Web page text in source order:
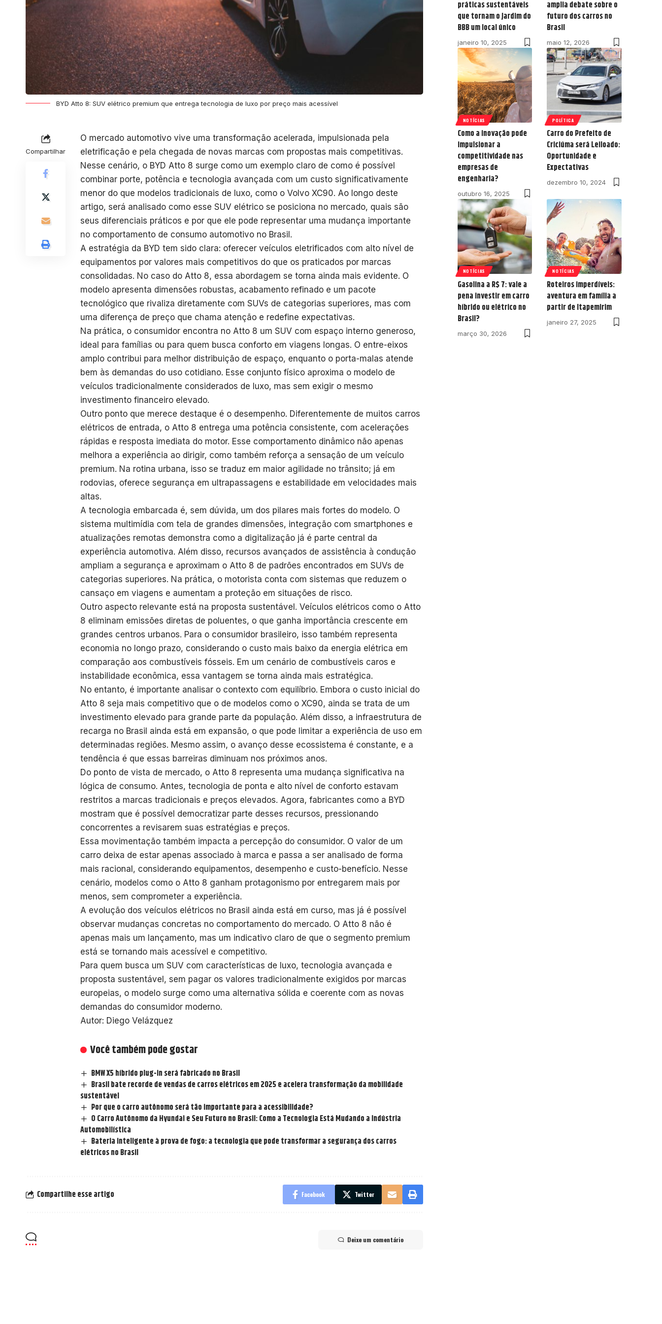
BYD Atto 8: SUV elétrico premium que entrega tecnologia de luxo por preço mais acessível
Compartilhar
O mercado automotivo vive uma transformação acelerada, impulsionada pela
eletrificação e pela chegada de novas marcas com propostas mais competitivas.
Nesse cenário, o BYD Atto 8 surge como um exemplo claro de como é possível
combinar porte, potência e tecnologia avançada com um custo significativamente
menor do que modelos tradicionais de luxo, como o Volvo XC90. Ao longo deste
artigo, será analisado como esse SUV elétrico se posiciona no mercado, quais são
seus diferenciais práticos e por que ele pode representar uma mudança importante
no comportamento de consumo automotivo no Brasil.
A estratégia da BYD tem sido clara: oferecer veículos eletrificados com alto nível de
equipamentos por valores mais competitivos do que os praticados por marcas
consolidadas. No caso do Atto 8, essa abordagem se torna ainda mais evidente. O
modelo apresenta dimensões robustas, acabamento refinado e um pacote
tecnológico que rivaliza diretamente com SUVs de categorias superiores, mas com
uma diferença de preço que chama atenção e redefine expectativas.
Na prática, o consumidor encontra no Atto 8 um SUV com espaço interno generoso,
ideal para famílias ou para quem busca conforto em viagens longas. O entre-eixos
amplo contribui para melhor distribuição de espaço, enquanto o porta-malas atende
bem às demandas do uso cotidiano. Esse conjunto físico aproxima o modelo de
veículos tradicionalmente considerados de luxo, mas sem exigir o mesmo
investimento financeiro elevado.
Outro ponto que merece destaque é o desempenho. Diferentemente de muitos carros
elétricos de entrada, o Atto 8 entrega uma potência consistente, com acelerações
rápidas e resposta imediata do motor. Esse comportamento dinâmico não apenas
melhora a experiência ao dirigir, como também reforça a sensação de um veículo
premium. Na rotina urbana, isso se traduz em maior agilidade no trânsito; já em
rodovias, oferece segurança em ultrapassagens e estabilidade em velocidades mais
altas.
A tecnologia embarcada é, sem dúvida, um dos pilares mais fortes do modelo. O
sistema multimídia com tela de grandes dimensões, integração com smartphones e
atualizações remotas demonstra como a digitalização já é parte central da
experiência automotiva. Além disso, recursos avançados de assistência à condução
ampliam a segurança e aproximam o Atto 8 de padrões encontrados em SUVs de
categorias superiores. Na prática, o motorista conta com sistemas que reduzem o
cansaço em viagens e aumentam a proteção em situações de risco.
Outro aspecto relevante está na proposta sustentável. Veículos elétricos como o Atto
8 eliminam emissões diretas de poluentes, o que ganha importância crescente em
grandes centros urbanos. Para o consumidor brasileiro, isso também representa
economia no longo prazo, considerando o custo mais baixo da energia elétrica em
comparação aos combustíveis fósseis. Em um cenário de combustíveis caros e
instabilidade econômica, essa vantagem se torna ainda mais estratégica.
No entanto, é importante analisar o contexto com equilíbrio. Embora o custo inicial do
Atto 8 seja mais competitivo que o de modelos como o XC90, ainda se trata de um
investimento elevado para grande parte da população. Além disso, a infraestrutura de
recarga no Brasil ainda está em expansão, o que pode limitar a experiência de uso em
determinadas regiões. Mesmo assim, o avanço desse ecossistema é constante, e a
tendência é que essas barreiras diminuam nos próximos anos.
Do ponto de vista de mercado, o Atto 8 representa uma mudança significativa na
lógica de consumo. Antes, tecnologia de ponta e alto nível de conforto estavam
restritos a marcas tradicionais e preços elevados. Agora, fabricantes como a BYD
mostram que é possível democratizar parte desses recursos, pressionando
concorrentes a revisarem suas estratégias e preços.
Essa movimentação também impacta a percepção do consumidor. O valor de um
carro deixa de estar apenas associado à marca e passa a ser analisado de forma
mais racional, considerando equipamentos, desempenho e custo-benefício. Nesse
cenário, modelos como o Atto 8 ganham protagonismo por entregarem mais por
menos, sem comprometer a experiência.
A evolução dos veículos elétricos no Brasil ainda está em curso, mas já é possível
observar mudanças concretas no comportamento do mercado. O Atto 8 não é
apenas mais um lançamento, mas um indicativo claro de que o segmento premium
está se tornando mais acessível e competitivo.
Para quem busca um SUV com características de luxo, tecnologia avançada e
proposta sustentável, sem pagar os valores tradicionalmente exigidos por marcas
europeias, o modelo surge como uma alternativa sólida e coerente com as novas
demandas do consumidor moderno.
Autor: Diego Velázquez
Você também pode gostar
BMW X5 híbrido plug-in será fabricado no Brasil
Brasil bate recorde de vendas de carros elétricos em 2025 e acelera transformação da mobilidade
sustentável
Por que o carro autônomo será tão importante para a acessibilidade?
O Carro Autônomo da Hyundai e Seu Futuro no Brasil: Como a Tecnologia Está Mudando a Indústria
Automobilística
Bateria inteligente à prova de fogo: a tecnologia que pode transformar a segurança dos carros
elétricos no Brasil
Compartilhe esse artigo Facebook Twitter
Deixe um comentário
práticas sustentáveis
que tornam o Jardim do
BBB um local único
janeiro 10, 2025
amplia debate sobre o
futuro dos carros no
Brasil
maio 12, 2026
NOTÍCIAS
Como a inovação pode
impulsionar a
competitividade nas
empresas de
engenharia?
outubro 16, 2025
POLÍTICA
Carro do Prefeito de
Criciúma será Leiloado:
Oportunidade e
Expectativas
dezembro 10, 2024
NOTÍCIAS
Gasolina a R$ 7: vale a
pena investir em carro
híbrido ou elétrico no
Brasil?
março 30, 2026
NOTÍCIAS
Roteiros imperdíveis:
aventura em família a
partir de Itapemirim
janeiro 27, 2025